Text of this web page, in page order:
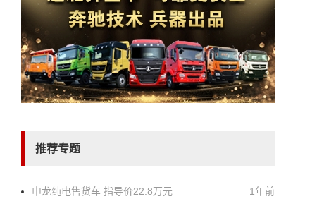
推荐专题
申龙纯电售货车 指导价22.8万元
1年前